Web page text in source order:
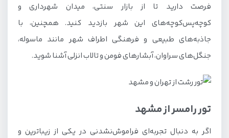
فرصت دارید تا از بازار سنتی، میدان شهرداری و
کوچه‌پس‌کوچه‌های این شهر بازدید کنید. همچنین، با
جاذبه‌های طبیعی و فرهنگی اطراف شهر مانند ماسوله،
جنگل‌های سراوان، آبشارهای فومن و تالاب انزلی آشنا شوید.
تور رامسر از مشهد
اگر به دنبال تجربه‌ای فراموش‌نشدنی در یکی از زیباترین و